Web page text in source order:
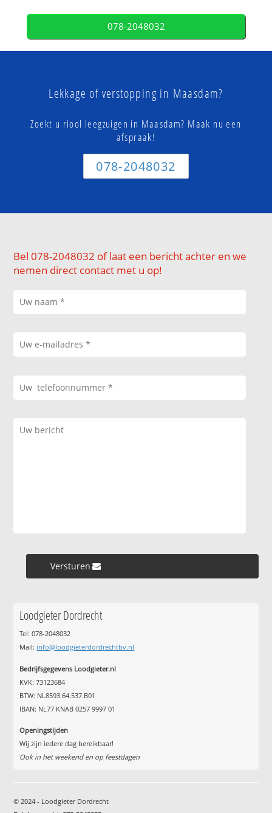
078-2048032
Lekkage of verstopping in Maasdam?
Zoekt u riool leegzuigen in Maasdam? Maak nu een
afspraak!
078-2048032
Bel 078-2048032 of laat een bericht achter en we
nemen direct contact met u op!
Versturen »
Loodgieter Dordrecht
Tel: 078-2048032
Mail: info@loodgieterdordrechtbv.nl
Bedrijfsgegevens Loodgieter.nl
KVK: 73123684
BTW: NL8593.64.537.B01
IBAN: NL77 KNAB 0257 9997 01
Openingstijden
Wij zijn iedere dag bereikbaar!
Ook in het weekend en op feestdagen
© 2024 - Loodgieter Dordrecht